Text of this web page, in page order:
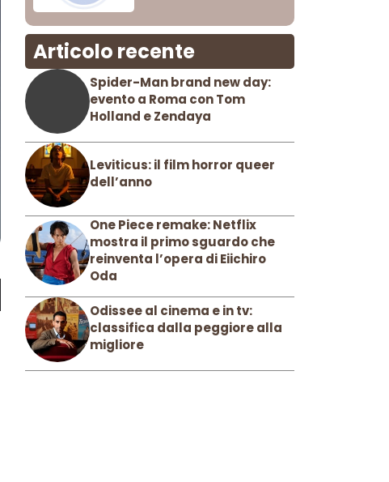
Articolo recente
Spider-Man brand new day:
evento a Roma con Tom
Holland e Zendaya
Leviticus: il film horror queer
dell’anno
One Piece remake: Netflix
mostra il primo sguardo che
reinventa l’opera di Eiichiro
Oda
Odissee al cinema e in tv:
classifica dalla peggiore alla
migliore